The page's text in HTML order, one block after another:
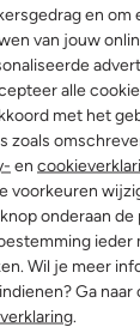
en om
van jouw
alle
met het
zoals
en
voorkeuren
onderaan de
ieder
Wil je meer
Ga naar
.